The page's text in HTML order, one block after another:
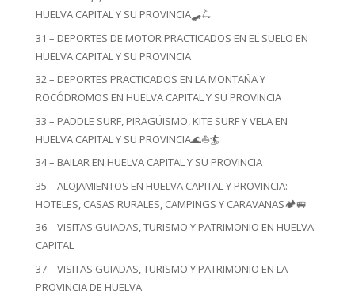
HUELVA CAPITAL Y SU PROVINCIA🛹🛴
31 – DEPORTES DE MOTOR PRACTICADOS EN EL SUELO EN
HUELVA CAPITAL Y SU PROVINCIA
32 – DEPORTES PRACTICADOS EN LA MONTAÑA Y
ROCÓDROMOS EN HUELVA CAPITAL Y SU PROVINCIA
33 – PADDLE SURF, PIRAGÜISMO, KITE SURF Y VELA EN
HUELVA CAPITAL Y SU PROVINCIA🌊⛵🏄
34 – BAILAR EN HUELVA CAPITAL Y SU PROVINCIA
35 – ALOJAMIENTOS EN HUELVA CAPITAL Y PROVINCIA:
HOTELES, CASAS RURALES, CAMPINGS Y CARAVANAS🏕️🚐
36 – VISITAS GUIADAS, TURISMO Y PATRIMONIO EN HUELVA
CAPITAL
37 – VISITAS GUIADAS, TURISMO Y PATRIMONIO EN LA
PROVINCIA DE HUELVA